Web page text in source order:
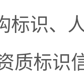
标识、
质标识